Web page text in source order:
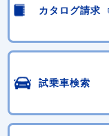
カタログ請求
試乗車検索